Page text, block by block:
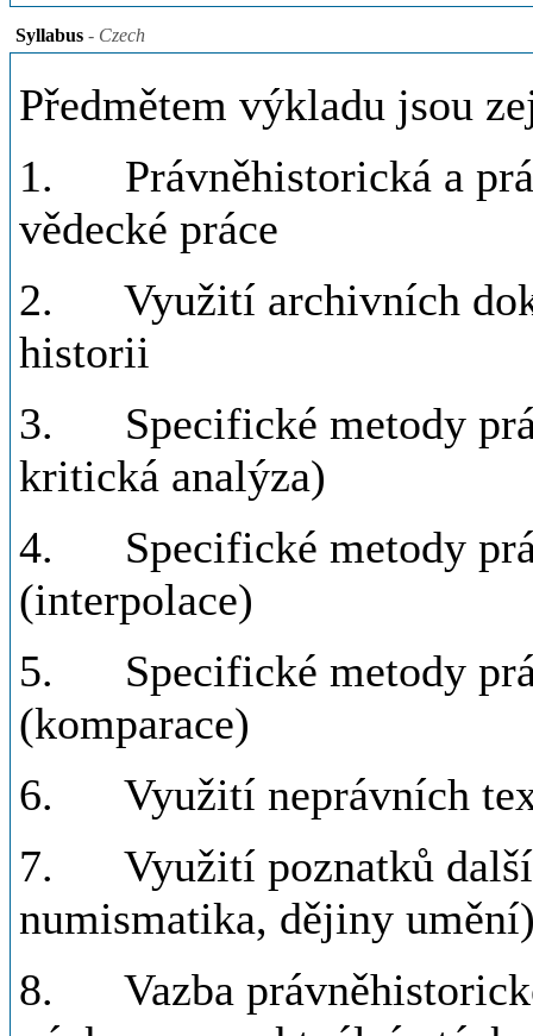
Syllabus - Czech
Předmětem výkladu jsou
1. Právněhistorická a
vědecké práce
2. Využití archivních
historii
3. Specifické metody
kritická analýza)
4. Specifické metody
(interpolace)
5. Specifické metody
(komparace)
6. Využití neprávních
7. Využití poznatků
numismatika, dějiny
8. Vazba